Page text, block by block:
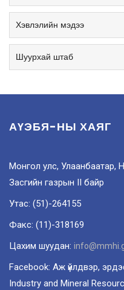
Хэвлэлийн мэдээ
Шуурхай штаб
АҮЭБЯ-НЫ ХАЯГ
Монгол улс, Улаанбаатар,
Засгийн газрын II байр
Утас: (51)-264155
Факс: (11)-318169
Цахим шуудан:
Facebook: Аж үйлдвэр,
Industry and Mineral